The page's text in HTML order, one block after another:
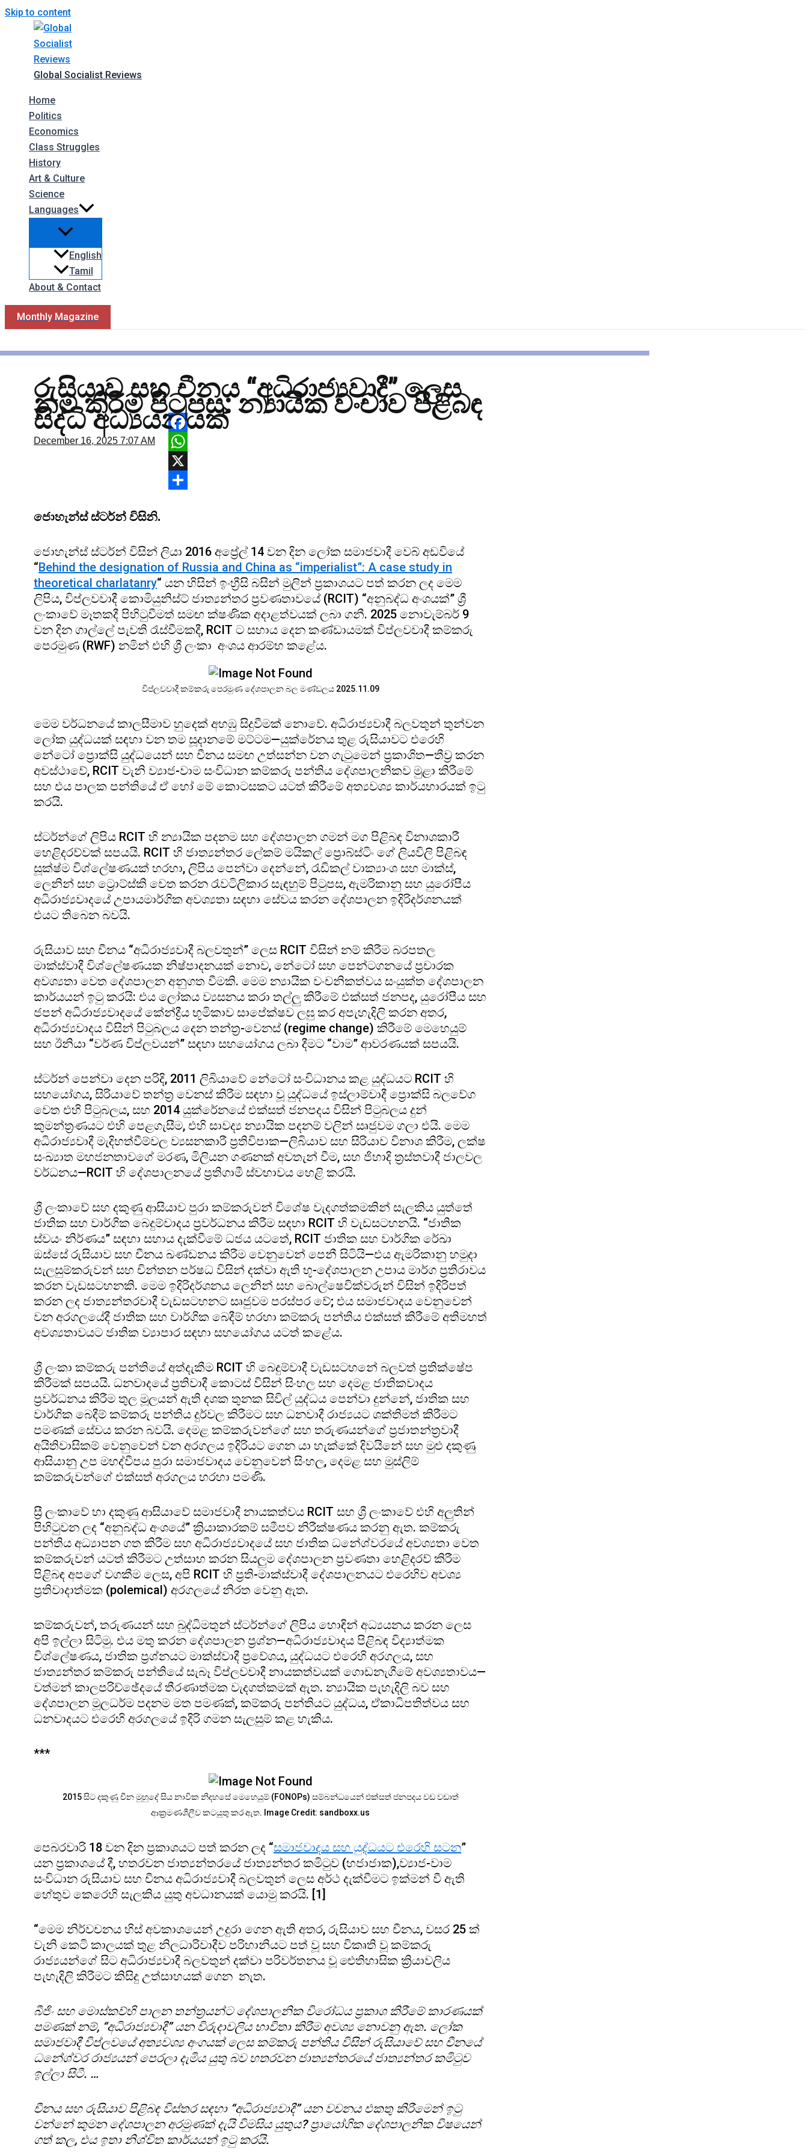
Skip to content
Global Socialist Reviews
Home
Politics
Economics
Class Struggles
History
Art & Culture
Science
Languages
English
Tamil
About & Contact
Monthly Magazine
රුසියාව සහ චීනය “අධිරාජ්‍යවාදී” ලෙස
නම් කිරීම පිටුපස: න්‍යායික වංචාව පිළිබඳ
සිද්ධි අධ්‍යයනයක්
December 16, 2025 7:07 AM
Facebook
WhatsApp
X
ජොහැන්ස් ස්ටර්න් විසිනි.
ජොහැන්ස් ස්ටර්න් විසින් ලියා 2016 අප්‍රේල් 14 වන දින ලෝක සමාජවාදී වෙබ් අඩවියේ
“Behind the designation of Russia and China as “imperialist”: A case study in
theoretical charlatanry“ යන හිසින් ඉංහ්‍රීසි බසින් මුලින් ප්‍රකාශයට පත් කරන ලද මෙම
ලිපිය, විප්ලවවාදී කොමියුනිස්ට් ජාත්‍යන්තර ප්‍රවණතාවයේ (RCIT) “අනුබද්ධ අංශයක්” ශ්‍රී
ලංකාවේ මෑතකදී පිහිටුවීමත් සමඟ ක්ෂණික අදාළත්වයක් ලබා ගනී. 2025 නොවැම්බර් 9
වන දින ගාල්ලේ පැවති රැස්වීමකදී, RCIT ට සහාය දෙන කණ්ඩායමක් විප්ලවවාදී කම්කරු
පෙරමුණ (RWF) නමින් එහි ශ්‍රී ලංකා අංශය ආරම්භ කළේය.
විප්ලවවාදී කම්කරු පෙරමුණ දේශපාලන බල මණ්ඩලය 2025.11.09
මෙම වර්ධනයේ කාලසීමාව හුදෙක් අහඹු සිදුවීමක් නොවේ. අධිරාජ්‍යවාදී බලවතුන් තුන්වන
ලෝක යුද්ධයක් සඳහා වන තම සූදානමේ මට්ටම—යුක්රේනය තුළ රුසියාවට එරෙහි
නේටෝ ප්‍රොක්සි යුද්ධයෙන් සහ චීනය සමඟ උත්සන්න වන ගැටුමෙන් ප්‍රකාශිත—තීව්‍ර කරන
අවස්ථාවේ, RCIT වැනි ව්‍යාජ-වාම සංවිධාන කම්කරු පන්තිය දේශපාලනිකව මුළා කිරීමේ
සහ එය පාලක පන්තියේ ඒ හෝ මේ කොටසකට යටත් කිරීමේ අත්‍යවශ්‍ය කාර්යභාරයක් ඉටු
කරයි.
ස්ටර්න්ගේ ලිපිය RCIT හි න්‍යායික පදනම සහ දේශපාලන ගමන් මග පිළිබඳ විනාශකාරී
හෙළිදරව්වක් සපයයි. RCIT හි ජාත්‍යන්තර ලේකම් මයිකල් ප්‍රොබ්ස්ටිං ගේ ලියවිලි පිළිබඳ
සූක්ෂ්ම විශ්ලේෂණයක් හරහා, ලිපිය පෙන්වා දෙන්නේ, රැඩිකල් වාක්‍යාංශ සහ මාක්ස්,
ලෙනින් සහ ට්‍රොට්ස්කි වෙත කරන රැවටිලිකාර සැඳහුම් පිටුපස, ඇමරිකානු සහ යුරෝපීය
අධිරාජ්‍යවාදයේ උපායමාර්ගික අවශ්‍යතා සඳහා සේවය කරන දේශපාලන ඉදිරිදර්ශනයක්
එයට තිබෙන බවයි.
රුසියාව සහ චීනය “අධිරාජ්‍යවාදී බලවතුන්” ලෙස RCIT විසින් නම් කිරීම බරපතල
මාක්ස්වාදී විශ්ලේෂණයක නිෂ්පාදනයක් නොව, නේටෝ සහ පෙන්ටගනයේ ප්‍රචාරක
අවශ්‍යතා වෙත දේශපාලන අනුගත වීමකි. මෙම න්‍යායික වංචනිකත්වය සංයුක්ත දේශපාලන
කාර්යයන් ඉටු කරයි: එය ලෝකය ව්‍යසනය කරා තල්ලු කිරීමේ එක්සත් ජනපද, යුරෝපීය සහ
ජපන් අධිරාජ්‍යවාදයේ කේන්ද්‍රීය භූමිකාව සාපේක්ෂව ලඝු කර අපැහැදිලි කරන අතර,
අධිරාජ්‍යවාදය විසින් පිටුබලය දෙන තන්ත්‍ර-වෙනස් (regime change) කිරීමේ මෙහෙයුම්
සහ ඊනියා “වර්ණ විප්ලවයන්” සඳහා සහයෝගය ලබා දීමට “වාම” ආවරණයක් සපයයි.
ස්ටර්න් පෙන්වා දෙන පරිදි, 2011 ලිබියාවේ නේටෝ සංවිධානය කළ යුද්ධයට RCIT හි
සහයෝගය, සිරියාවේ තන්ත්‍ර වෙනස් කිරීම සඳහා වූ යුද්ධයේ ඉස්ලාම්වාදී ප්‍රොක්සි බලවේග
වෙත එහි පිටුබලය, සහ 2014 යුක්රේනයේ එක්සත් ජනපදය විසින් පිටුබලය දුන්
කුමන්ත්‍රණයට එහි පෙළගැසීම, එහි සාවද්‍ය න්‍යායික පදනම් වලින් සෘජුවම ගලා එයි. මෙම
අධිරාජ්‍යවාදී මැදිහත්වීම්වල ව්‍යසනකාරී ප්‍රතිවිපාක—ලිබියාව සහ සිරියාව විනාශ කිරීම, ලක්ෂ
සංඛ්‍යාත මහජනතාවගේ මරණ, මිලියන ගණනක් අවතැන් වීම, සහ ජිහාදි ත්‍රස්තවාදී ජාලවල
වර්ධනය—RCIT හි දේශපාලනයේ ප්‍රතිගාමී ස්වභාවය හෙළි කරයි.
ශ්‍රී ලංකාවේ සහ දකුණු ආසියාව පුරා කම්කරුවන් විශේෂ වැදගත්කමකින් සැලකිය යුත්තේ
ජාතික සහ වාර්ගික බෙදුම්වාදය ප්‍රවර්ධනය කිරීම සඳහා RCIT හි වැඩසටහනයි. “ජාතික
ස්වයං නිර්ණය” සඳහා සහාය දැක්වීමේ ධජය යටතේ, RCIT ජාතික සහ වාර්ගික රේඛා
ඔස්සේ රුසියාව සහ චීනය ඛණ්ඩනය කිරීම වෙනුවෙන් පෙනී සිටියි—එය ඇමරිකානු හමුදා
සැලසුම්කරුවන් සහ චින්තන පර්ෂධ විසින් දක්වා ඇති භූ-දේශපාලන උපාය මාර්ග ප්‍රතිරාවය
කරන වැඩසටහනකි. මෙම ඉදිරිදර්ශනය ලෙනින් සහ බොල්ෂෙවික්වරුන් විසින් ඉදිරිපත්
කරන ලද ජාත්‍යන්තරවාදී වැඩසටහනට සෘජුවම පරස්පර වේ; එය සමාජවාදය වෙනුවෙන්
වන අරගලයේදී ජාතික සහ වාර්ගික බෙදීම් හරහා කම්කරු පන්තිය එක්සත් කිරීමේ අතිමහත්
අවශ්‍යතාවයට ජාතික ව්‍යාපාර සඳහා සහයෝගය යටත් කළේය.
ශ්‍රී ලංකා කම්කරු පන්තියේ අත්දැකීම RCIT හි බෙදුම්වාදී වැඩසටහනේ බලවත් ප්‍රතික්ෂේප
කිරීමක් සපයයි. ධනවාදයේ ප්‍රතිවාදී කොටස් විසින් සිංහල සහ දෙමළ ජාතිකවාදය
ප්‍රවර්ධනය කිරීම තුල මූලයන් ඇති දශක තුනක සිවිල් යුද්ධය පෙන්වා දුන්නේ, ජාතික සහ
වාර්ගික බෙදීම් කම්කරු පන්තිය දුර්වල කිරීමට සහ ධනවාදී රාජ්‍යයට ශක්තිමත් කිරීමට
පමණක් සේවය කරන බවයි. දෙමළ කම්කරුවන්ගේ සහ තරුණයන්ගේ ප්‍රජාතන්ත්‍රවාදී
අයිතිවාසිකම් වෙනුවෙන් වන අරගලය ඉදිරියට ගෙන යා හැක්කේ දිවයිනේ සහ මුළු දකුණු
ආසියානු උප මහද්වීපය පුරා සමාජවාදය වෙනුවෙන් සිංහල, දෙමළ සහ මුස්ලිම්
කම්කරුවන්ගේ එක්සත් අරගලය හරහා පමණි.
ස්‍රී ලංකාවේ හා දකුණු ආසියාවේ සමාජවාදී නායකත්වය RCIT සහ ශ්‍රී ලංකාවේ එහි අලුතින්
පිහිටුවන ලද “අනුබද්ධ අංශයේ” ක්‍රියාකාරකම් සමීපව නිරීක්ෂණය කරනු ඇත. කම්කරු
පන්තිය අධ්‍යාපන ගත කිරීම සහ අධිරාජ්‍යවාදයේ සහ ජාතික ධනේශ්වරයේ අවශ්‍යතා වෙත
කම්කරුවන් යටත් කිරීමට උත්සාහ කරන සියලුම දේශපාලන ප්‍රවණතා හෙළිදරව් කිරීම
පිළිබඳ අපගේ වගකීම ලෙස, අපි RCIT හි ප්‍රති-මාක්ස්වාදී දේශපාලනයට එරෙහිව අවශ්‍ය
ප්‍රතිවාදාත්මක (polemical) අරගලයේ නිරත වෙනු ඇත.
කම්කරුවන්, තරුණයන් සහ බුද්ධිමතුන් ස්ටර්න්ගේ ලිපිය හොඳින් අධ්‍යයනය කරන ලෙස
අපි ඉල්ලා සිටිමු. එය මතු කරන දේශපාලන ප්‍රශ්න—අධිරාජ්‍යවාදය පිළිබඳ විද්‍යාත්මක
විශ්ලේෂණය, ජාතික ප්‍රශ්නයට මාක්ස්වාදී ප්‍රවේශය, යුද්ධයට එරෙහි අරගලය, සහ
ජාත්‍යන්තර කම්කරු පන්තියේ සැබෑ විප්ලවවාදී නායකත්වයක් ගොඩනැගීමේ අවශ්‍යතාවය—
වත්මන් කාලපරිච්ඡේදයේ තීරණාත්මක වැදගත්කමක් ඇත. න්‍යායික පැහැදිලි බව සහ
දේශපාලන මූලධර්ම පදනම මත පමණක්, කම්කරු පන්තියට යුද්ධය, ඒකාධිපතිත්වය සහ
ධනවාදයට එරෙහි අරගලයේ ඉදිරි ගමන සැලසුම් කළ හැකිය.
***
2015 සිට දකුණු චීන මුහුදේ සිය නාවික නිදහසේ මෙහෙයුම් (FONOPs) සම්බන්ධයෙන් එක්සත් ජනපදය වඩ වඩාත්
ආක්‍රමණශීලීව කටයුතු කර ඇත. Image Credit: sandboxx.us
පෙබරවාරි 18 වන දින ප්‍රකාශයට පත් කරන ලද “සමාජවාදය සහ යුද්ධයට එරෙහි සටන”
යන ප්‍රකාශයේ දී, හතරවන ජාත්‍යන්තරයේ ජාත්‍යන්තර කමිටුව (හජාජාක),ව්‍යාජ-වාම
සංවිධාන රුසියාව සහ චීනය අධිරාජ්‍යවාදී බලවතුන් ලෙස අර්ථ දැක්වීමට ඉක්මන් වී ඇති
හේතුව කෙරෙහි සැලකිය යුතු අවධානයක් යොමු කරයි. [1]
“මෙම නිර්වචනය හිස් අවකාශයෙන් උදුරා ගෙන ඇති අතර, රුසියාව සහ චීනය, වසර 25 ක්
වැනි කෙටි කාලයක් තුළ නිලධාරිවාදීව පරිහානියට පත් වූ සහ විකෘති වූ කම්කරු
රාජ්‍යයන්ගේ සිට අධිරාජ්‍යවාදී බලවතුන් දක්වා පරිවර්තනය වූ ඓතිහාසික ක්‍රියාවලිය
පැහැදිලි කිරීමට කිසිදු උත්සාහයක් ගෙන නැත.
බීජිං සහ මොස්කව්හි පාලන තන්ත්‍රයන්ට දේශපාලනික විරෝධය ප්‍රකාශ කිරීමේ කාරණයක්
පමණක් නම්, “අධිරාජ්‍යවාදී” යන විරුදාවලිය භාවිතා කිරීම අවශ්‍ය නොවනු ඇත. ලෝක
සමාජවාදී විප්ලවයේ අත්‍යවශ්‍ය අංගයක් ලෙස කම්කරු පන්තිය විසින් රුසියාවේ සහ චීනයේ
ධනේශ්වර රාජ්‍යයන් පෙරලා දැමිය යුතු බව හතරවන ජාත්‍යන්තරයේ ජාත්‍යන්තර කමිටුව
ඉල්ලා සිටී. …
චීනය සහ රුසියාව පිළිබඳ විස්තර සඳහා “අධිරාජ්‍යවාදී” යන වචනය එකතු කිරීමෙන් ඉටු
වන්නේ කුමන දේශපාලන අරමුණක් දැයි විමසිය යුතුය? ප්‍රායෝගික දේශපාලනික විෂයෙන්
ගත් කල, එය ඉතා නිශ්චිත කාර්යයන් ඉටු කරයි.